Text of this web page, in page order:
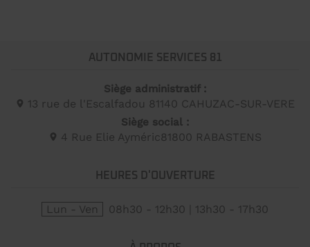
AUTONOMIE SERVICES 81
Siège administratif :
13 rue de l'Escalfadou 81140 CAHUZAC-SUR-VERE
Siège social :
4 Rue Elie Ayméric 81800 RABASTENS
HEURES D'OUVERTURE
Lun - Ven 08h30 - 12h30 | 13h30 - 17h30